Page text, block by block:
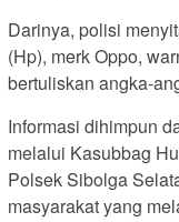
Darinya, polisi
(Hp), merk Oppo,
bertuliskan angka-
Informasi dihimpun
melalui Kasubbag
Polsek Sibolga
masyarakat yang